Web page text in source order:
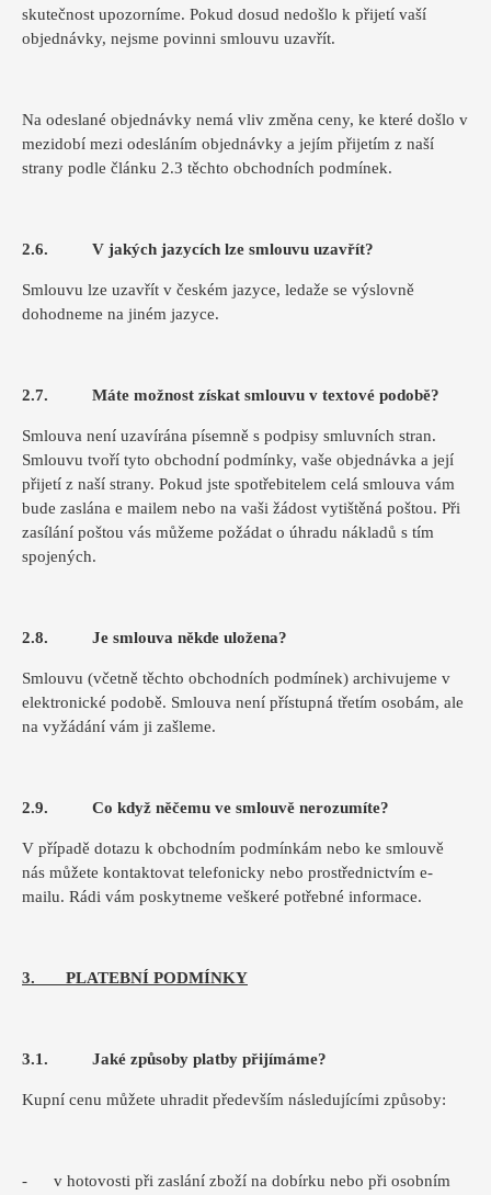
skutečnost upozorníme. Pokud dosud nedošlo k přijetí vaší
objednávky, nejsme povinni smlouvu uzavřít.
Na odeslané objednávky nemá vliv změna ceny, ke které došlo v
mezidobí mezi odesláním objednávky a jejím přijetím z naší
strany podle článku 2.3 těchto obchodních podmínek.
2.6. V jakých jazycích lze smlouvu uzavřít?
Smlouvu lze uzavřít v českém jazyce, ledaže se výslovně
dohodneme na jiném jazyce.
2.7. Máte možnost získat smlouvu v textové podobě?
Smlouva není uzavírána písemně s podpisy smluvních stran.
Smlouvu tvoří tyto obchodní podmínky, vaše objednávka a její
přijetí z naší strany. Pokud jste spotřebitelem celá smlouva vám
bude zaslána e mailem nebo na vaši žádost vytištěná poštou. Při
zasílání poštou vás můžeme požádat o úhradu nákladů s tím
spojených.
2.8. Je smlouva někde uložena?
Smlouvu (včetně těchto obchodních podmínek) archivujeme v
elektronické podobě. Smlouva není přístupná třetím osobám, ale
na vyžádání vám ji zašleme.
2.9. Co když něčemu ve smlouvě nerozumíte?
V případě dotazu k obchodním podmínkám nebo ke smlouvě
nás můžete kontaktovat telefonicky nebo prostřednictvím e-
mailu. Rádi vám poskytneme veškeré potřebné informace.
3. PLATEBNÍ PODMÍNKY
3.1. Jaké způsoby platby přijímáme?
Kupní cenu můžete uhradit především následujícími způsoby:
- v hotovosti při zaslání zboží na dobírku nebo při osobním